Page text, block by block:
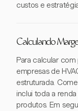
custos e
Calculando
Para calcular
empresas de
estruturada.
inclui toda a
produtos. Em